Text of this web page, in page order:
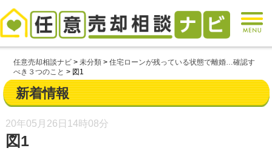
任意売却相談ナビ >未分類 >住宅ローンが残っている状態で離婚…確認す
べき３つのこと > 図1
新着情報
20年05月26日 14時08分
図1